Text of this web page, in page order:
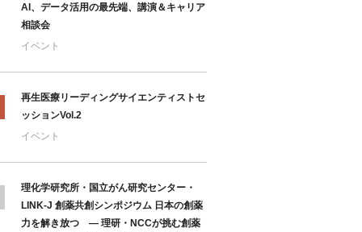
AI、データ活用の最先端、講演＆キャリア
相談会
イベント
再生医療リーディングサイエンティストセ
ッションVol.2
イベント
理化学研究所・国立がん研究センター・
LINK-J 創薬共創シンポジウム 日本の創薬
力を解き放つ ― 理研・NCCが挑む創薬